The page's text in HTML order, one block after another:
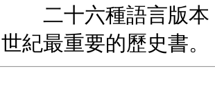
二十六種語言版本
世紀最重要的歷史書。